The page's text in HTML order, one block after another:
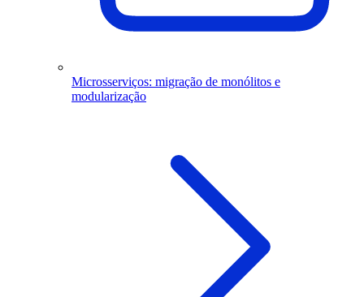
Microsserviços: migração de monólitos e
modularização